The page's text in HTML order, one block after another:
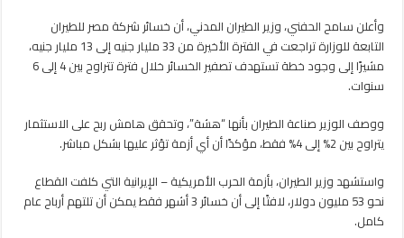
وأعلن سامح الحفني، وزير الطيران المدني، أن خسائر شركة مصر للطيران
التابعة للوزارة تراجعت في الفترة الأخيرة من 33 مليار جنيه إلى 13 مليار جنيه،
مشيرًا إلى وجود خطة تستهدف تصفير الخسائر خلال فترة تتراوح بين 4 إلى 6
سنوات.
ووصف الوزير صناعة الطيران بأنها “هشة”، وتحقق هامش ربح على الاستثمار
يتراوح بين 2% إلى 4% فقط، مؤكدًا أن أي أزمة تؤثر عليها بشكل مباشر.
واستشهد وزير الطيران، بأزمة الحرب الأمريكية – الإيرانية التي كلفت القطاع
نحو 53 مليون دولار، لافتًا إلى أن خسائر 3 أشهر فقط يمكن أن تلتهم أرباح عام
كامل.